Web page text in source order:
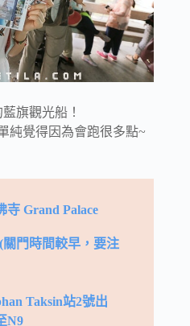
旗觀光船！
純覺得因為會跑很多點~
寺 Grand Palace
關門時間較早，要注
Taksin站2號出
N9